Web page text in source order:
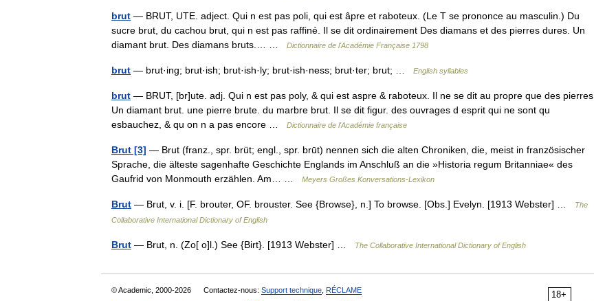
brut — BRUT, UTE. adject. Qui n est pas poli, qui est âpre et raboteux. (Le T se prononce au masculin.) Du
sucre brut, du cachou brut, qui n est pas raffiné. Il se dit ordinairement Des diamans et des pierres dures. Un
diamant brut. Des diamans bruts.… …
Dictionnaire de l'Académie Française 1798
brut — brut·ing; brut·ish; brut·ish·ly; brut·ish·ness; brut·ter; brut; … English syllables
brut — BRUT, [br]ute. adj. Qui n est pas poly, & qui est aspre & raboteux. Il ne se dit au propre que des pierres.
Un diamant brut. une pierre brute. du marbre brut. Il se dit figur. des ouvrages d esprit qui ne sont qu
esbauchez, & qu on n a pas encore …
Dictionnaire de l'Académie française
Brut [3] — Brut (franz., spr. brüt; engl., spr. brūt) nennen sich die alten Chroniken, die, meist in französischer
Sprache, die älteste sagenhafte Geschichte Englands im Anschluß an die »Historia regum Britanniae« des
Gaufrid von Monmouth erzählen. Am… …
Meyers Großes Konversations-Lexikon
Brut — Brut, v. i. [F. brouter, OF. brouster. See {Browse}, n.] To browse. [Obs.] Evelyn. [1913 Webster] …
The
Collaborative International Dictionary of English
Brut — Brut, n. (Zo[ o]l.) See {Birt}. [1913 Webster] … The Collaborative International Dictionary of English
18+
© Academic, 2000-2026 Contactez-nous: Support technique RÉCLAME